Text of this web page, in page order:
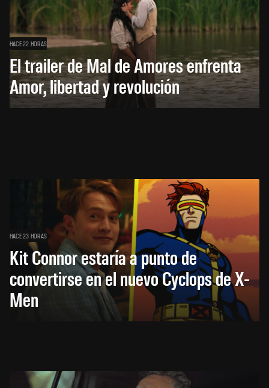
HACE 22 HORAS
El trailer de Mal de Amores enfrenta
Amor, libertad y revolución
HACE 23 HORAS
Kit Connor estaría a punto de
convertirse en el nuevo Cyclops de X-
Men